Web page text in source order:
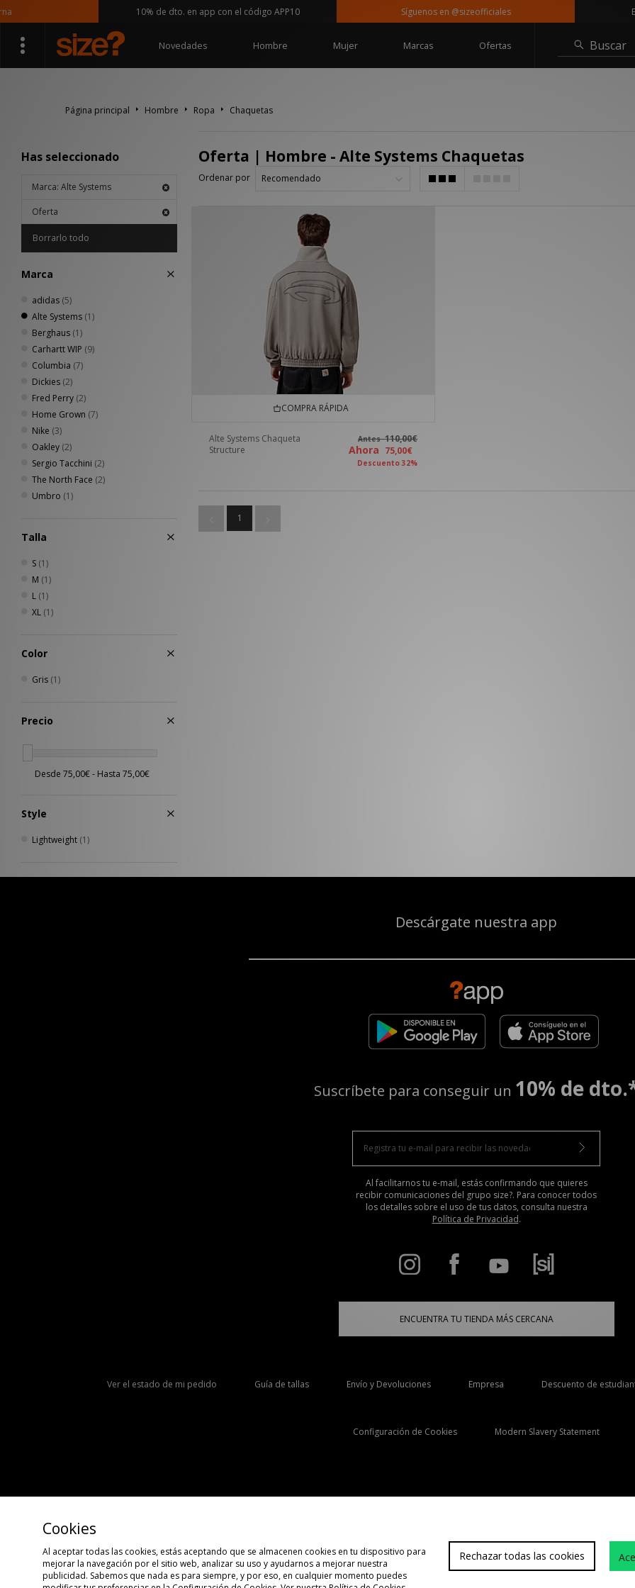
10% de dto. en app con el código APP10 Síguenos en @sizeofficiales
Novedades Hombre Mujer Marcas Ofertas Buscar
Página principal Hombre Ropa Chaquetas
Has seleccionado
Marca: Alte Systems
Oferta
Borrarlo todo
Marca
adidas (5)
Alte Systems (1)
Berghaus (1)
Carhartt WIP (9)
Columbia (7)
Dickies (2)
Fred Perry (2)
Home Grown (7)
Nike (3)
Oakley (2)
Sergio Tacchini (2)
The North Face (2)
Umbro (1)
Talla
S (1)
M (1)
L (1)
XL (1)
Color
Gris (1)
Precio
Style
Lightweight (1)
Oferta | Hombre - Alte Systems Chaquetas
Ordenar por
COMPRA RÁPIDA
Alte Systems Chaqueta
Structure
Antes110,00€
Ahora 75,00€
Descuento 32%
1
Descárgate nuestra app
Suscríbete para conseguir un 10% de
Al facilitarnos tu e-mail, estás confirmando que quieres
recibir comunicaciones del grupo size?. Para conocer todos
los detalles sobre el uso de tus datos, consulta nuestra
Política de Privacidad.
ENCUENTRA TU TIENDA MÁS CERCANA
Ver el estado de mi pedido Guía de tallas Envío y Devoluciones Empresa Descuento de
Configuración de Cookies Modern Slavery Statement
Atención cliente
Copyright © 2026 size?, Todos los derechos reservados.
Cookies
Al aceptar todas las cookies, estás aceptando que se almacenen cookies en tu dispositivo para
mejorar la navegación por el sitio web, analizar su uso y ayudarnos a mejorar nuestra
publicidad. Sabemos que nada es para siempre, y por eso, en cualquier momento puedes
Rechazar todas las cookies